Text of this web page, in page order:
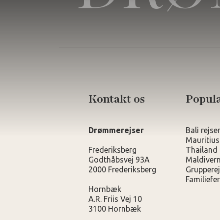
Kontakt os
Drømmerejser
Frederiksberg
Godthåbsvej 93A
2000 Frederiksberg
Hornbæk
A.R. Friis Vej 10
3100 Hornbæk
Bali rejser
Thailand